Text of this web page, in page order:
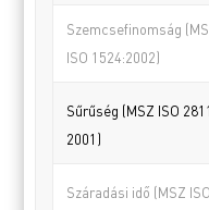
Szemcsefinomság
ISO 1524:2002)
Sűrűség (MSZ ISO
2001)
Száradási idő (MSZ